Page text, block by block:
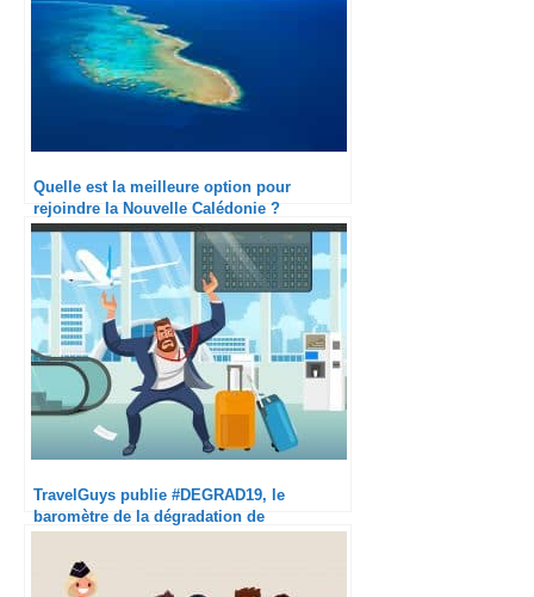
Quelle est la meilleure option pour
rejoindre la Nouvelle Calédonie ?
TravelGuys publie #DEGRAD19, le
baromètre de la dégradation de